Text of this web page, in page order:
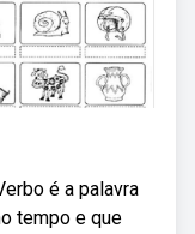
é a palavra
tempo e que